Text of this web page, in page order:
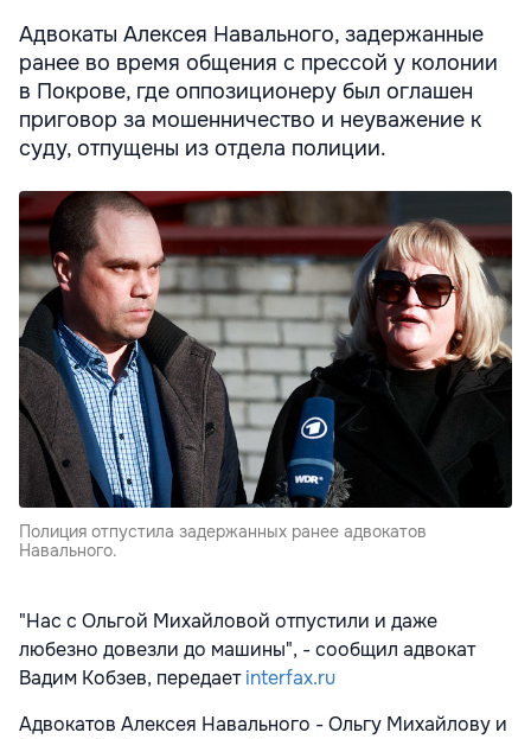
Адвокаты Алексея Навального, задержанные
ранее во время общения с прессой у колонии
в Покрове, где оппозиционеру был оглашен
приговор за мошенничество и неуважение к
суду, отпущены из отдела полиции.
Полиция отпустила задержанных ранее адвокатов
Навального.
"Нас с Ольгой Михайловой отпустили и даже
любезно довезли до машины", - сообщил адвокат
Вадим Кобзев, передаетinterfax.ru
Адвокатов Алексея Навального - Ольгу Михайлову и